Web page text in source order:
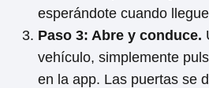
esperándote cuando
Paso 3: Abre y conduce.
vehículo, simplemente
en la app. Las puertas se